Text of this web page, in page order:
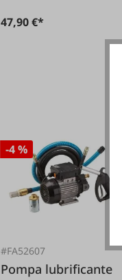
47,90 €*
-4 %
#FA52607
Pompa lubrificante